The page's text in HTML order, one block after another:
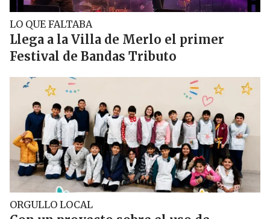
LO QUE FALTABA
Llega a la Villa de Merlo el primer
Festival de Bandas Tributo
ORGULLO LOCAL